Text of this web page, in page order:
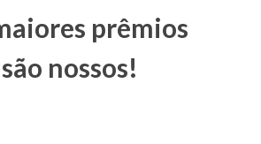
prêmios
são nossos!